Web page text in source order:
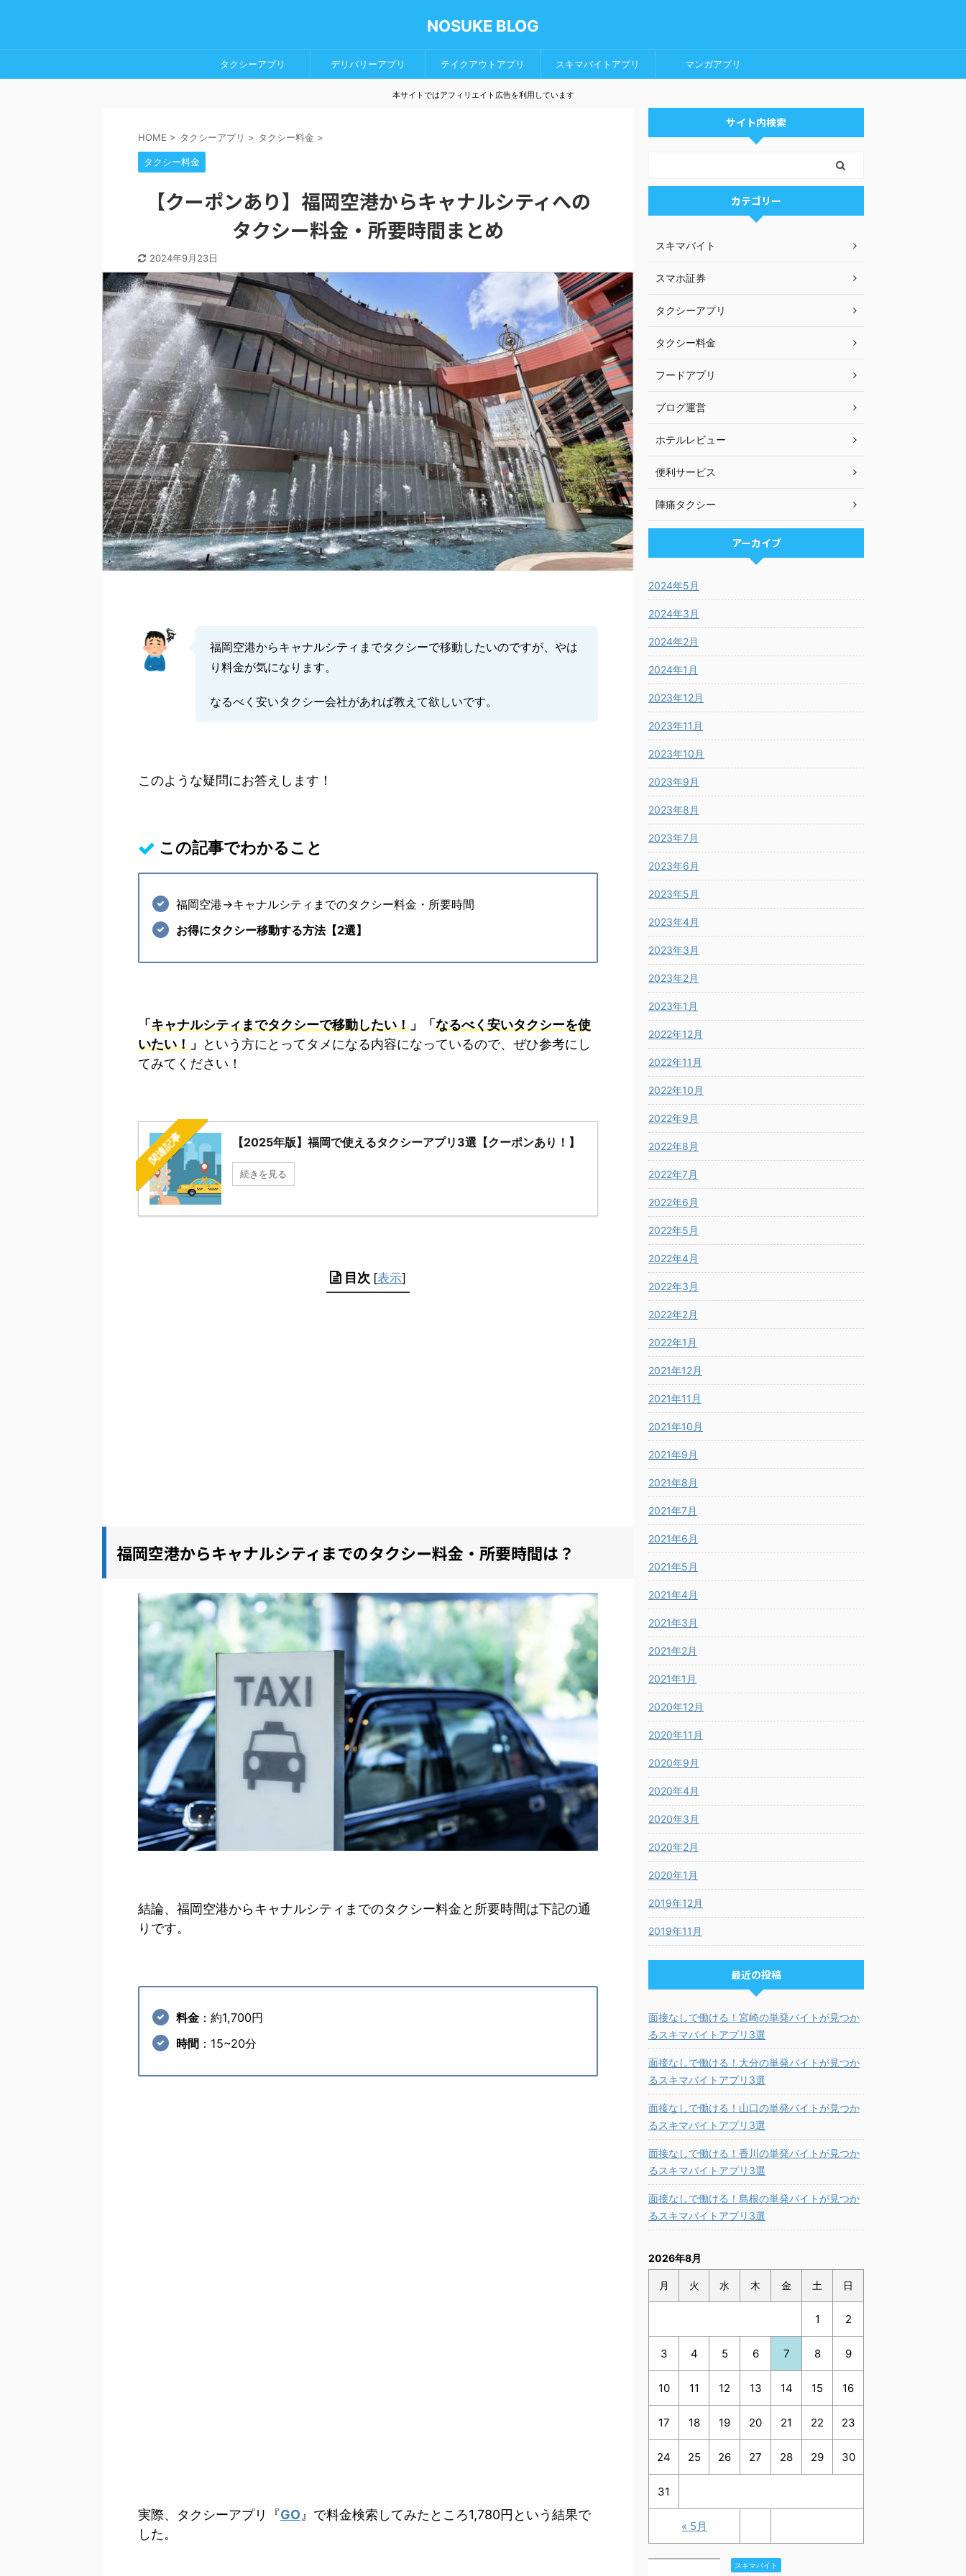
NOSUKE BLOG
タクシーアプリ デリバリーアプリ テイクアウトアプリ スキマバイトアプリ マンガアプリ
本サイトではアフィリエイト広告を利用しています
HOME > タクシーアプリ > タクシー料金 >
タクシー料金
【クーポンあり】福岡空港からキャナルシティへの
タクシー料金・所要時間まとめ
2024年9月23日
福岡空港からキャナルシティまでタクシーで移動したいのですが、やは
り料金が気になります。
なるべく安いタクシー会社があれば教えて欲しいです。
このような疑問にお答えします！
この記事でわかること
福岡空港→キャナルシティまでのタクシー料金・所要時間
お得にタクシー移動する方法【2選】
「キャナルシティまでタクシーで移動したい！ 」「なるべく安いタクシーを使
いたい！ 」
という方にとってタメになる内容になっているので、ぜひ参考にし
てみてください！
関連記事 【2025年版】福岡で使えるタクシーアプリ3選【クーポンあり！】
続きを見る
目次 [表示]
福岡空港からキャナルシティまでのタクシー料金・所要時間は？
結論、福岡空港からキャナルシティまでのタクシー料金と所要時間は下記の通
りです。
料金：約1,700円
時間：15~20分
実際、タクシーアプリ『GO 』で料金検索してみたところ1,780円という結果で
した。
サイト内検索
カテゴリー
スキマバイト
スマホ証券
タクシーアプリ
タクシー料金
フードアプリ
ブログ運営
ホテルレビュー
便利サービス
陣痛タクシー
アーカイブ
2024年5月
2024年3月
2024年2月
2024年1月
2023年12月
2023年11月
2023年10月
2023年9月
2023年8月
2023年7月
2023年6月
2023年5月
2023年4月
2023年3月
2023年2月
2023年1月
2022年12月
2022年11月
2022年10月
2022年9月
2022年8月
2022年7月
2022年6月
2022年5月
2022年4月
2022年3月
2022年2月
2022年1月
2021年12月
2021年11月
2021年10月
2021年9月
2021年8月
2021年7月
2021年6月
2021年5月
2021年4月
2021年3月
2021年2月
2021年1月
2020年12月
2020年11月
2020年9月
2020年4月
2020年3月
2020年2月
2020年1月
2019年12月
2019年11月
最近の投稿
面接なしで働ける！宮崎の単発バイトが見つか
るスキマバイトアプリ3選
面接なしで働ける！大分の単発バイトが見つか
るスキマバイトアプリ3選
面接なしで働ける！山口の単発バイトが見つか
るスキマバイトアプリ3選
面接なしで働ける！香川の単発バイトが見つか
るスキマバイトアプリ3選
面接なしで働ける！島根の単発バイトが見つか
るスキマバイトアプリ3選
2026年8月
月 火 水 木 金 土 日
« 5月
1 2
3 4 5 6 7 8 9
10 11 12 13 14 15 16
17 18 19 20 21 22 23
24 25 26 27 28 29 30
31
スキマバイト